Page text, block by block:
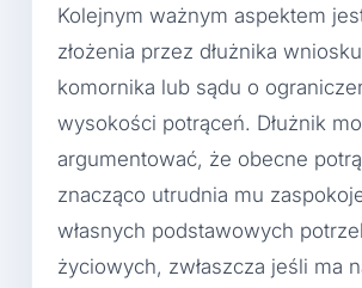
Kolejnym ważnym aspektem
złożenia przez dłużnika
komornika lub sądu o
wysokości potrąceń. Dłużnik
argumentować, że obecne
znacząco utrudnia mu
własnych podstawowych
życiowych, zwłaszcza jeśli ma